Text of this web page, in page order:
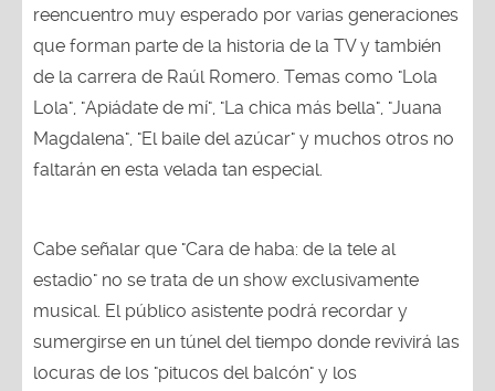
reencuentro muy esperado por varias generaciones
que forman parte de la historia de la TV y también
de la carrera de Raúl Romero. Temas como "Lola
Lola", "Apiádate de mí", "La chica más bella", "Juana
Magdalena", "El baile del azúcar" y muchos otros no
faltarán en esta velada tan especial.
Cabe señalar que "Cara de haba: de la tele al
estadio" no se trata de un show exclusivamente
musical. El público asistente podrá recordar y
sumergirse en un túnel del tiempo donde revivirá las
locuras de los "pitucos del balcón" y los